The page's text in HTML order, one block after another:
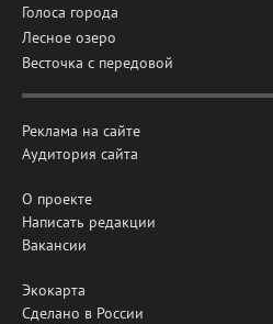
Голоса города
Лесное озеро
Весточка с передовой
Реклама на сайте
Аудитория сайта
О проекте
Написать редакции
Вакансии
Экокарта
Сделано в России